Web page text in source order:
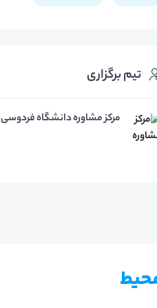
تیم برگزاری
مرکز مشاوره دانشگاه فردوسی